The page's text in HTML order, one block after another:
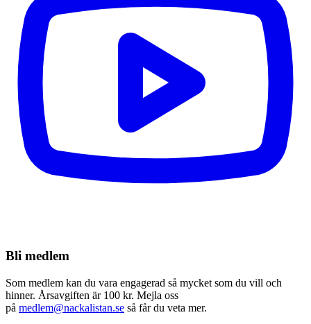
Bli medlem
Som medlem kan du vara engagerad så mycket som du vill och
hinner. Årsavgiften är 100 kr. Mejla oss
på medlem@nackalistan.se så får du veta mer.